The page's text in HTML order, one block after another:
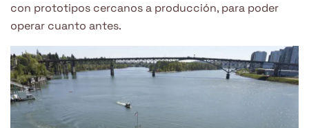
con prototipos cercanos a producción, para poder
operar cuanto antes.